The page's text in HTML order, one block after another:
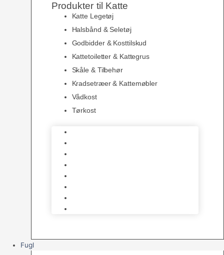
Produkter til Katte
Katte Legetøj
Halsbånd & Seletøj
Godbidder & Kosttilskud
Kattetoiletter & Kattegrus
Skåle & Tilbehør
Kradsetræer & Kattemøbler
Vådkost
Tørkost
Fugl